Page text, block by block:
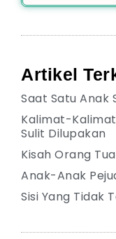
Artikel
Saat Satu Anak
Kalimat-
Sulit Dilupakan
Kisah Orang
Anak-Anak
Sisi Yang Tidak